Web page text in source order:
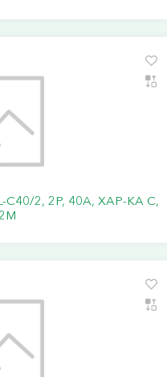
2, 2P, 40A, ХАР-КА C,